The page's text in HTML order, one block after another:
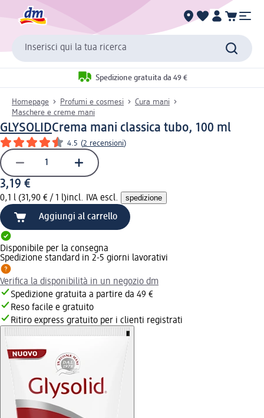
Inserisci qui la tua ricerca
Spedizione gratuita da 49 €
Homepage Profumi e cosmesi
Cura mani
Maschere e creme mani
GLYSOLIDCrema mani classica tubo, 100 ml
4.5 (2 recensioni)
3,19 €
0,1 l (31,90 € / 1 l)incl. IVA escl. spedizione
Aggiungi al carrello
Disponibile per la consegna
Spedizione standard in 2-5 giorni lavorativi
Verifica la disponibilità in un negozio dm
Spedizione gratuita a partire da 49 €
Reso facile e gratuito
Ritiro express gratuito per i clienti registrati